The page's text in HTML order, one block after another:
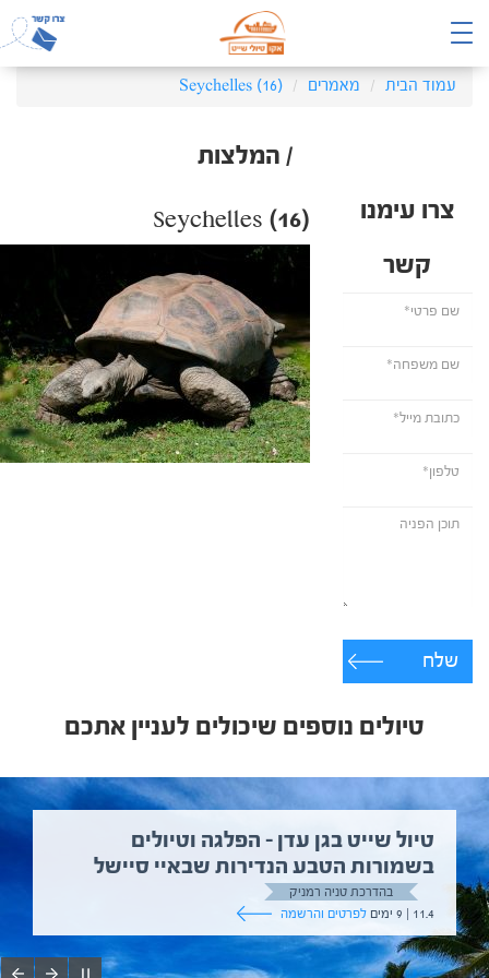
עמוד הבית מאמרים Seychelles (16)
/ המלצות
צרו עימנו
קשר
שלח
Seychelles (16)
טיולים נוספים שיכולים לעניין אתכם
טיול שייט בגן עדן – הפלגה וטיולים
בשמורות הטבע הנדירות שבאיי סיישל
בהדרכת טניה רמניק
11.4 | 9 ימים
לפרטים והרשמה